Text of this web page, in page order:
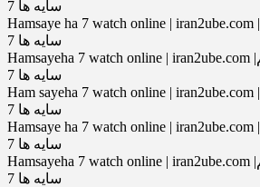
سایه ها 7
Hamsaye ha 7 watch online | iran2ube.com |سریال جدید ایرانی هم
سایه ها 7
Hamsayeha 7 watch online | iran2ube.com |سریال جدید ایرانی هم
سایه ها 7
Ham sayeha 7 watch online | iran2ube.com |سریال جدید ایرانی هم
سایه ها 7
Hamsaye ha 7 watch online | iran2ube.com |سریال جدید ایرانی هم
سایه ها 7
Hamsayeha 7 watch online | iran2ube.com |سریال جدید ایرانی هم
سایه ها 7